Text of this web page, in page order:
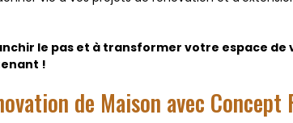
le pas et à transformer votre espace
!
de Maison avec